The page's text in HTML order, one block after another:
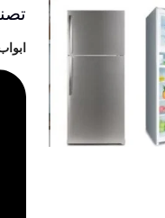
تصنيع